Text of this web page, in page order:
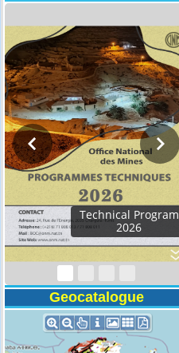
Technical Program
2026
Geocatalogue